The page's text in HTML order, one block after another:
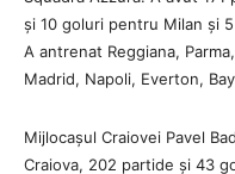
și 10 goluri pentru Milan și
A antrenat Reggiana,
Madrid, Napoli, Everton,
Mijlocașul Craiovei Pavel
Craiova, 202 partide și 43